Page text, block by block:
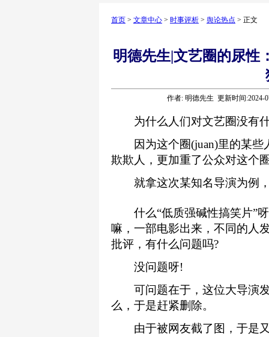
首页 > 文章中心 > 时事评析 > 舆论热点 > 正文
明德先生|文艺圈的尿性
作者: 明德先生 更新时间:2024-
为什么人们对文艺圈没有什
因为这个圈(juan)里的某些
欺欺人，更加重了公众对这个
就拿这次某知名导演为例，
什么“低质强碱性搞笑片”呀
嘛，一部电影出来，不同的人
批评，有什么问题吗?
没问题呀!
可问题在于，这位大导演发
么，于是赶紧删除。
由于被网友截了图，于是又